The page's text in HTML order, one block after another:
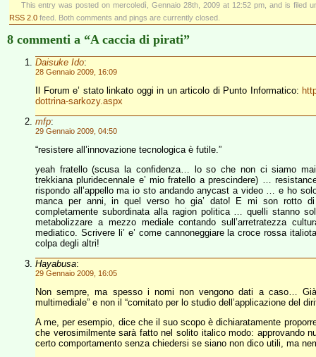
This entry was posted on mercoledì, Gennaio 28th, 2009 at 12:52 pm, and is filed
RSS 2.0 feed. Both comments and pings are currently closed.
8 commenti a “A caccia di pirati”
Daisuke Ido:
28 Gennaio 2009, 16:09
Il Forum e’ stato linkato oggi in un articolo di Punto Informatico:
dottrina-sarkozy.aspx
mfp:
29 Gennaio 2009, 04:50
“resistere all’innovazione tecnologica è futile.”
yeah fratello (scusa la confidenza… lo so che non ci siamo
trekkiana pluridecennale e’ mio fratello a prescindere) …
rispondo all’appello ma io sto andando anycast a video … e ho
manca per anni, in quel verso ho gia’ dato! E mi son rotto
completamente subordinata alla ragion politica … quelli stanno
metabolizzare a mezzo mediale contando sull’arretratezza
mediatico. Scrivere li’ e’ come cannoneggiare la croce rossa
colpa degli altri!
Hayabusa:
29 Gennaio 2009, 16:05
Non sempre, ma spesso i nomi non vengono dati a caso…
multimediale” e non il “comitato per lo studio dell’applicazione del
A me, per esempio, dice che il suo scopo è dichiaratamente
che verosimilmente sarà fatto nel solito italico modo: approvando
certo comportamento senza chiedersi se siano non dico utili, ma